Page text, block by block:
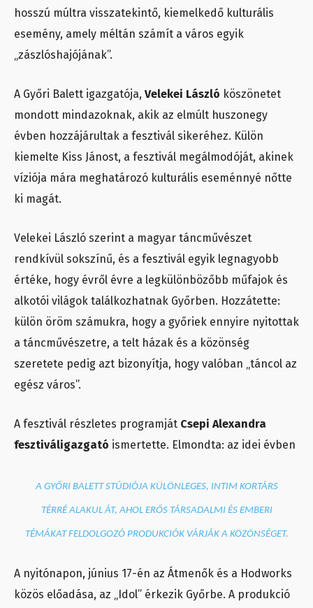
hosszú múltra visszatekintő, kiemelkedő kulturális
esemény, amely méltán számít a város egyik
„zászlóshajójának”.
A Győri Balett igazgatója, Velekei László köszönetet
mondott mindazoknak, akik az elmúlt huszonegy
évben hozzájárultak a fesztivál sikeréhez. Külön
kiemelte Kiss Jánost, a fesztivál megálmodóját, akinek
víziója mára meghatározó kulturális eseménnyé nőtte
ki magát.
Velekei László szerint a magyar táncművészet
rendkívül sokszínű, és a fesztivál egyik legnagyobb
értéke, hogy évről évre a legkülönbözőbb műfajok és
alkotói világok találkozhatnak Győrben. Hozzátette:
külön öröm számukra, hogy a győriek ennyire nyitottak
a táncművészetre, a telt házak és a közönség
szeretete pedig azt bizonyítja, hogy valóban „táncol az
egész város”.
A fesztivál részletes programját Csepi Alexandra
fesztiváligazgató ismertette. Elmondta: az idei évben
A GYŐRI BALETT STÚDIÓJA KÜLÖNLEGES, INTIM KORTÁRS
TÉRRÉ ALAKUL ÁT, AHOL ERŐS TÁRSADALMI ÉS EMBERI
TÉMÁKAT FELDOLGOZÓ PRODUKCIÓK VÁRJÁK A KÖZÖNSÉGET.
A nyitónapon, június 17-én az Átmenők és a Hodworks
közös előadása, az „Idol” érkezik Győrbe. A produkció